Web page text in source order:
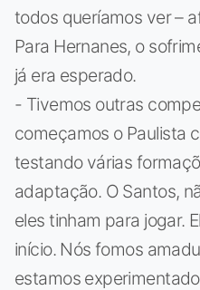
todos queríamos ver –
Para Hernanes, o
já era esperado.
- Tivemos outras
começamos o Paulista
testando várias
adaptação. O Santos,
eles tinham para jogar.
início. Nós fomos
estamos